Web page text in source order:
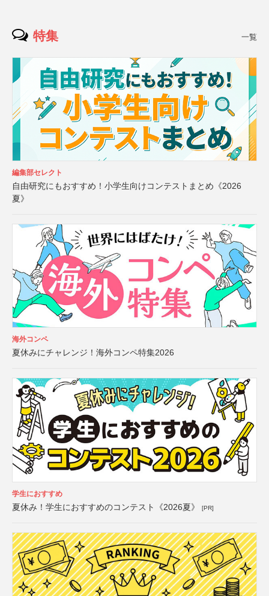
特集 一覧
編集部セレクト
自由研究にもおすすめ！小学生向けコンテストまとめ《2026
夏》
海外コンペ
夏休みにチャレンジ！海外コンペ特集2026
学生におすすめ
夏休み！学生におすすめのコンテスト《2026夏》 [PR]